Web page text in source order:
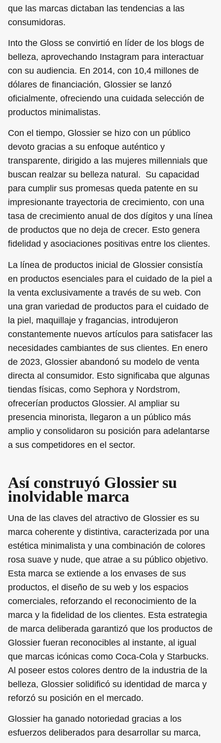
que las marcas dictaban las tendencias a las
consumidoras.
Into the Gloss se convirtió en líder de los blogs de
belleza, aprovechando Instagram para interactuar
con su audiencia. En 2014, con 10,4 millones de
dólares de financiación, Glossier se lanzó
oficialmente, ofreciendo una cuidada selección de
productos minimalistas.
Con el tiempo, Glossier se hizo con un público
devoto gracias a su enfoque auténtico y
transparente, dirigido a las mujeres millennials que
buscan realzar su belleza natural. Su capacidad
para cumplir sus promesas queda patente en su
impresionante trayectoria de crecimiento, con una
tasa de crecimiento anual de dos dígitos y una línea
de productos que no deja de crecer. Esto genera
fidelidad y asociaciones positivas entre los clientes.
La línea de productos inicial de Glossier consistía
en productos esenciales para el cuidado de la piel a
la venta exclusivamente a través de su web. Con
una gran variedad de productos para el cuidado de
la piel, maquillaje y fragancias, introdujeron
constantemente nuevos artículos para satisfacer las
necesidades cambiantes de sus clientes. En enero
de 2023, Glossier abandonó su modelo de venta
directa al consumidor. Esto significaba que algunas
tiendas físicas, como Sephora y Nordstrom,
ofrecerían productos Glossier. Al ampliar su
presencia minorista, llegaron a un público más
amplio y consolidaron su posición para adelantarse
a sus competidores en el sector.
Así construyó Glossier su
inolvidable marca‍
Una de las claves del atractivo de Glossier es su
marca coherente y distintiva, caracterizada por una
estética minimalista y una combinación de colores
rosa suave y nude, que atrae a su público objetivo.
Esta marca se extiende a los envases de sus
productos, el diseño de su web y los espacios
comerciales, reforzando el reconocimiento de la
marca y la fidelidad de los clientes. Esta estrategia
de marca deliberada garantizó que los productos de
Glossier fueran reconocibles al instante, al igual
que marcas icónicas como Coca-Cola y Starbucks.
Al poseer estos colores dentro de la industria de la
belleza, Glossier solidificó su identidad de marca y
reforzó su posición en el mercado.
Glossier ha ganado notoriedad gracias a los
esfuerzos deliberados para desarrollar su marca,